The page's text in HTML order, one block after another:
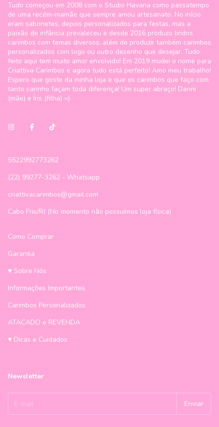
Tudo começou em 2008 com o Studio Havana como passatempo
de uma recém-mamãe que sempre amou artesanato. No início
eram sabonetes, depois personalizados para festas, mas a
paixão de infância prevaleceu e desde 2016 produzo lindos
carimbos com temas diversos, além de produzir também carimbos
personalizados com logo ou outro desenho que desejar. Tudo
feito aqui tem muito amor envolvido! Em 2019 mudei o nome para
Criattiva Carimbos e agora tudo está perfeito! Amo meu trabalho!
Espero que goste da minha loja e que os carimbos que faço com
tanto carinho façam toda diferença! Um super abraço! Danni
(mãe) e Íris (filha) =)
5522992773262
(22) 99277-3262 - Whatsapp
criattivacarimbos@gmail.com
Cabo Frio/RJ (No momento não possuímos loja física)
Como Comprar
Garantia
♥ Sobre Nós
Informações Importantes
Carimbos Personalizados
ATACADO e REVENDA
♥ Dicas e Cuidados
Newsletter